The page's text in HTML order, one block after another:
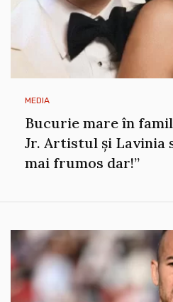
MEDIA
Bucurie mare în
Jr. Artistul și Lavinia
mai frumos dar!”